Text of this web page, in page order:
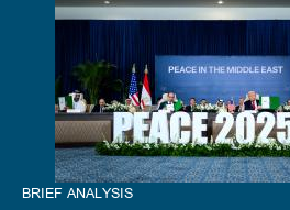
BRIEF ANALYSIS